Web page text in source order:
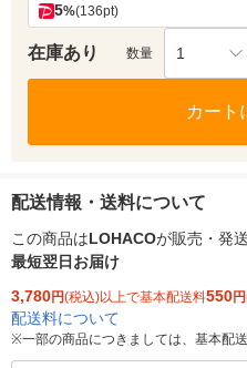
5%(136pt)
在庫あり 数量 1
カート
配送情報・送料について
この商品はLOHACOが販売・発
最短翌日お届け
3,780円(税込)以上で基本配送料550円
配送料について
※一部の商品につきましては、基本配